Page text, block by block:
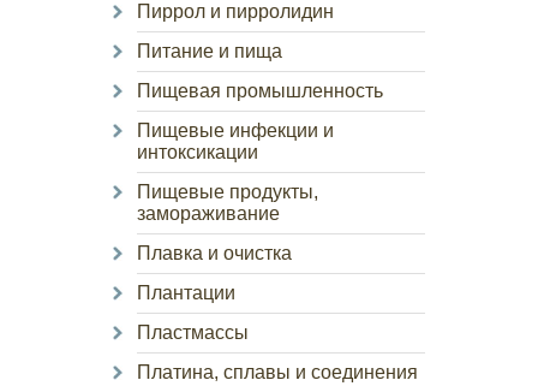
Пиррол и пирролидин
Питание и пища
Пищевая промышленность
Пищевые инфекции и
интоксикации
Пищевые продукты,
замораживание
Плавка и очистка
Плантации
Пластмассы
Платина, сплавы и соединения